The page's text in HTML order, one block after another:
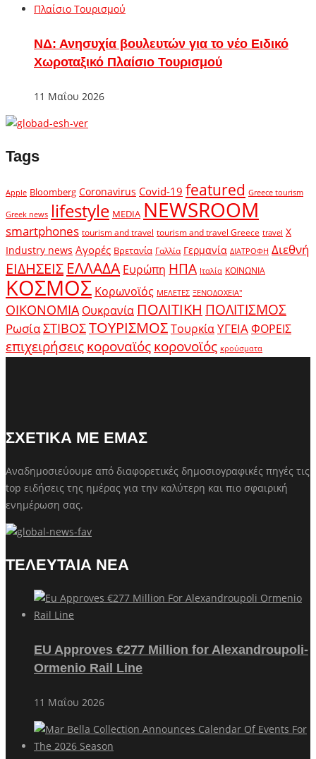
ΝΔ: Ανησυχία βουλευτών για το νέο Ειδικό
Χωροταξικό Πλαίσιο Τουρισμού
11 Μαΐου 2026
Tags
Apple Bloomberg Coronavirus Covid-19 featured Greece tourism
Greek news lifestyle MEDIA NEWSROOM
smartphones tourism and travel tourism and travel Greece travel X
Industry news Αγορές Βρετανία Γαλλία Γερμανία ΔΙΑΤΡΟΦΗ Διεθνή
ΕΙΔΗΣΕΙΣ ΕΛΛΑΔΑ Ευρώπη ΗΠΑ Ιταλία ΚΟΙΝΩΝΙΑ
ΚΟΣΜΟΣ Κορωνοϊός ΜΕΛΕΤΕΣ ΞΕΝΟΔΟΧΕΙΑ"
ΟΙΚΟΝΟΜΙΑ Ουκρανία ΠΟΛΙΤΙΚΗ ΠΟΛΙΤΙΣΜΟΣ
ΡωσίαΣΤΙΒΟΣΤΟΥΡΙΣΜΟΣΤουρκίαΥΓΕΙΑΦΟΡΕΙΣ
επιχειρήσειςκοροναϊόςκορονοϊός κρούσματα
ΣΧΕΤΙΚΑ ΜΕ ΕΜΑΣ
Αναδημοσιεύουμε από διαφορετικές δημοσιογραφικές πηγές τις
top ειδήσεις της ημέρας για την καλύτερη και πιο σφαιρική
ενημέρωση σας.
ΤΕΛΕΥΤΑΙΑ ΝΕΑ
EU Approves €277 Million for Alexandroupoli-
Ormenio Rail Line
11 Μαΐου 2026